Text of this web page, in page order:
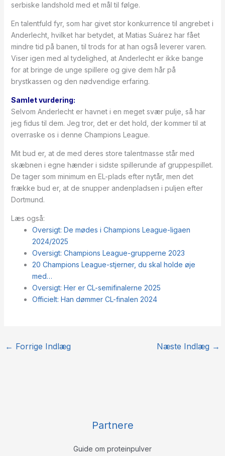
serbiske landshold med et mål til følge.
En talentfuld fyr, som har givet stor konkurrence til angrebet i
Anderlecht, hvilket har betydet, at Matias Suárez har fået
mindre tid på banen, til trods for at han også leverer varen.
Viser igen med al tydelighed, at Anderlecht er ikke bange
for at bringe de unge spillere og give dem hår på
brystkassen og den nødvendige erfaring.
Samlet vurdering:
Selvom Anderlecht er havnet i en meget svær pulje, så har
jeg fidus til dem. Jeg tror, det er det hold, der kommer til at
overraske os i denne Champions League.
Mit bud er, at de med deres store talentmasse står med
skæbnen i egne hænder i sidste spillerunde af gruppespillet.
De tager som minimum en EL-plads efter nytår, men det
frække bud er, at de snupper andenpladsen i puljen efter
Dortmund.
Læs også:
Oversigt: De mødes i Champions League-ligaen
2024/2025
Oversigt: Champions League-grupperne 2023
20 Champions League-stjerner, du skal holde øje
med…
Oversigt: Her er CL-semifinalerne 2025
Officielt: Han dømmer CL-finalen 2024
← Forrige Indlæg Næste Indlæg →
Partnere
Guide om proteinpulver